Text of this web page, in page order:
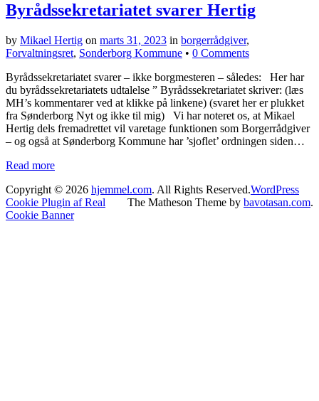
Byrådssekretariatet svarer Hertig
by Mikael Hertig on marts 31, 2023 in borgerrådgiver,
Forvaltningsret, Sonderborg Kommune • 0 Comments
Byrådssekretariatet svarer – ikke borgmesteren – således: Her har
du byrådssekretariatets udtalelse ” Byrådssekretariatet skriver: (læs
MH’s kommentarer ved at klikke på linkene) (svaret her er plukket
fra Sønderborg Nyt og ikke til mig) Vi har noteret os, at Mikael
Hertig dels fremadrettet vil varetage funktionen som Borgerrådgiver
– og også at Sønderborg Kommune har ’sjoflet’ ordningen siden…
Read more
Copyright © 2026 hjemmel.com. All Rights Reserved.
The Matheson Theme by bavotasan.com.
WordPress
Cookie Plugin af Real
Cookie Banner